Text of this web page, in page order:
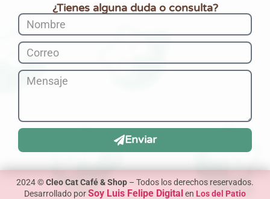
¿Tienes alguna duda o consulta?
Enviar
2024 ©Cleo Cat Café & Shop – Todos los derechos reservados.
Desarrollado porSoy Luis Felipe Digitalen Los del Patio